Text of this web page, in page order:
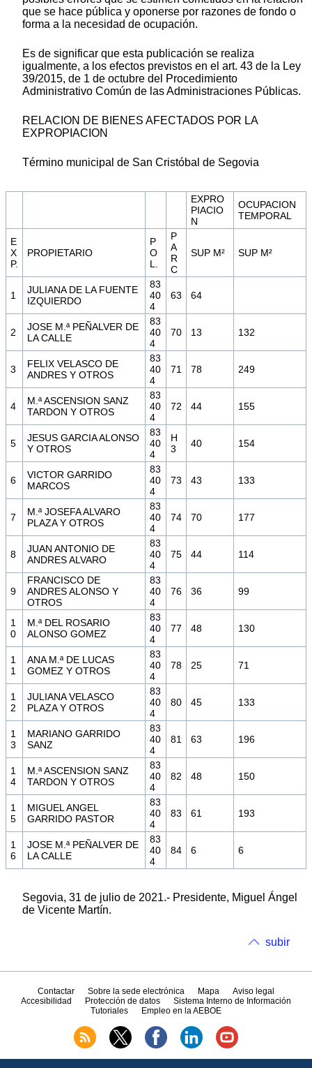
que se hace pública y oponerse por razones de fondo o
forma a la necesidad de ocupación.
Es de significar que esta publicación se realiza
igualmente, a los efectos previstos en el art. 43 de la Ley
39/2015, de 1 de octubre del Procedimiento
Administrativo Común de las Administraciones Públicas.
RELACION DE BIENES AFECTADOS POR LA
EXPROPIACION
Término municipal de San Cristóbal de Segovia
EXPRO
PIACIO
N
OCUPACION
TEMPORAL
E
X
P.
PROPIETARIO
P
O
L.
P
A
R
C
SUP M² SUP M²
1
JULIANA DE LA FUENTE
IZQUIERDO
83
40
4
63 64
2
JOSE M.ª PEÑALVER DE
LA CALLE
83
40
4
70 13 132
3
FELIX VELASCO DE
ANDRES Y OTROS
83
40
4
71 78 249
4
M.ª ASCENSION SANZ
TARDON Y OTROS
83
40
4
72 44 155
5
JESUS GARCIA ALONSO
Y OTROS
83
40
4
H
3
40 154
6
VICTOR GARRIDO
MARCOS
83
40
4
73 43 133
7
M.ª JOSEFA ALVARO
PLAZA Y OTROS
83
40
4
74 70 177
8
JUAN ANTONIO DE
ANDRES ALVARO
83
40
4
75 44 114
9
FRANCISCO DE
ANDRES ALONSO Y
OTROS
83
40
4
76 36 99
1
0
M.ª DEL ROSARIO
ALONSO GOMEZ
83
40
4
77 48 130
1
1
ANA M.ª DE LUCAS
GOMEZ Y OTROS
83
40
4
78 25 71
1
2
JULIANA VELASCO
PLAZA Y OTROS
83
40
4
80 45 133
1
3
MARIANO GARRIDO
SANZ
83
40
4
81 63 196
1
4
M.ª ASCENSION SANZ
TARDON Y OTROS
83
40
4
82 48 150
1
5
MIGUEL ANGEL
GARRIDO PASTOR
83
40
4
83 61 193
1
6
JOSE M.ª PEÑALVER DE
LA CALLE
83
40
4
84 6 6
Segovia, 31 de julio de 2021.- Presidente, Miguel Ángel
de Vicente Martín.
subir
Contactar Sobre la sede electrónica Mapa
Aviso legal
Accesibilidad
Protección de datos
Sistema Interno de Información
Tutoriales
Empleo en la AEBOE